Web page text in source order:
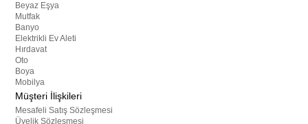
Beyaz Eşya
Mutfak
Banyo
Elektrikli Ev Aleti
Hırdavat
Oto
Boya
Mobilya
Müşteri İlişkileri
Mesafeli Satış Sözleşmesi
Üyelik Sözleşmesi